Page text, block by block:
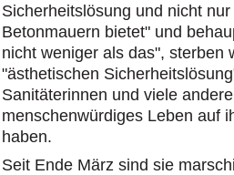
Sicherheitslösung und nicht
Betonmauern bietet" und
nicht weniger als das", sterben
"ästhetischen
Sanitäterinnen und viele
menschenwürdiges Leben auf
haben.
Seit Ende März sind sie